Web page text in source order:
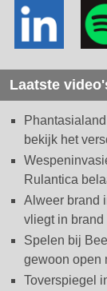
Laatste
bekijk het
Rulantica
Alweer brand
vliegt in brand
Spelen bij
gewoon open
Toverspiegel